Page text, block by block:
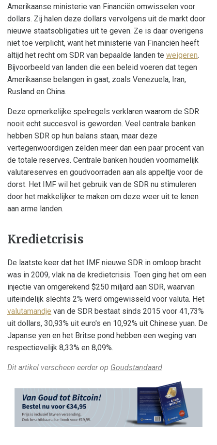
Amerikaanse ministerie van Financiën omwisselen voor
dollars. Zij halen deze dollars vervolgens uit de markt door
nieuwe staatsobligaties uit te geven. Ze is daar overigens
niet toe verplicht, want het ministerie van Financiën heeft
altijd het recht om SDR van bepaalde landen te weigeren.
Bijvoorbeeld van landen die een beleid voeren dat tegen
Amerikaanse belangen in gaat, zoals Venezuela, Iran,
Rusland en China.
Deze opmerkelijke spelregels verklaren waarom de SDR
nooit echt succesvol is geworden. Veel centrale banken
hebben SDR op hun balans staan, maar deze
vertegenwoordigen zelden meer dan een paar procent van
de totale reserves. Centrale banken houden voornamelijk
valutareserves en goudvoorraden aan als appeltje voor de
dorst. Het IMF wil het gebruik van de SDR nu stimuleren
door het makkelijker te maken om deze weer uit te lenen
aan arme landen.
Kredietcrisis
De laatste keer dat het IMF nieuwe SDR in omloop bracht
was in 2009, vlak na de kredietcrisis. Toen ging het om een
injectie van omgerekend $250 miljard aan SDR, waarvan
uiteindelijk slechts 2% werd omgewisseld voor valuta. Het
valutamandje van de SDR bestaat sinds 2015 voor 41,73%
uit dollars, 30,93% uit euro's en 10,92% uit Chinese yuan. De
Japanse yen en het Britse pond hebben een weging van
respectievelijk 8,33% en 8,09%.
Dit artikel verscheen eerder op Goudstandaard